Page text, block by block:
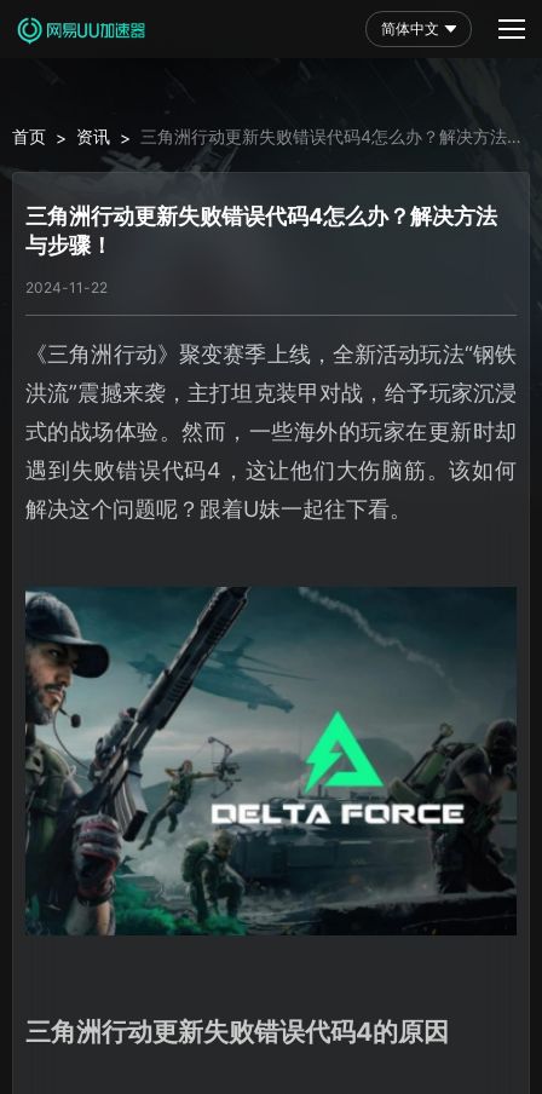
简体中文
首页 > 资讯 > 三角洲行动更新失败错误代码4怎么办？解决方法
与步骤！
三角洲行动更新失败错误代码4怎么办？解决方法
与步骤！
2024-11-22
《三角洲行动》聚变赛季上线，全新活动玩法“钢铁
洪流”震撼来袭，主打坦克装甲对战，给予玩家沉浸
式的战场体验。然而，一些海外的玩家在更新时却
遇到失败错误代码4，这让他们大伤脑筋。该如何
解决这个问题呢？跟着U妹一起往下看。
三角洲行动更新失败错误代码4的原因